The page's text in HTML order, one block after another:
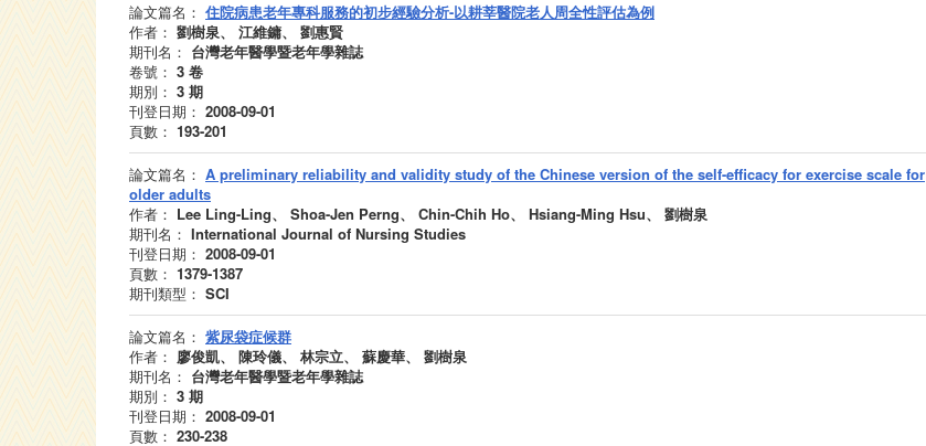
論文篇名： 住院病患老年專科服務的初步經驗分析-以耕莘醫院老人周全性評估為例
作者： 劉樹泉、 江維鏞、 劉惠賢
期刊名： 台灣老年醫學暨老年學雜誌
卷號： 3 卷
期別： 3 期
刊登日期： 2008-09-01
頁數： 193-201
論文篇名： A preliminary reliability and validity study of the Chinese version of the self-efficacy for exercise scale for
older adults
作者： Lee Ling-Ling、 Shoa-Jen Perng、 Chin-Chih Ho、 Hsiang-Ming Hsu、 劉樹泉
期刊名： International Journal of Nursing Studies
刊登日期： 2008-09-01
頁數： 1379-1387
期刊類型： SCI
論文篇名： 紫尿袋症候群
作者： 廖俊凱、 陳玲儀、 林宗立、 蘇慶華、 劉樹泉
期刊名： 台灣老年醫學暨老年學雜誌
期別： 3 期
刊登日期： 2008-09-01
頁數： 230-238